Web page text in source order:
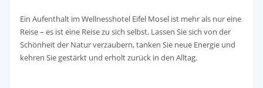
Ein Aufenthalt im Wellnesshotel Eifel Mosel ist mehr als nur eine
Reise – es ist eine Reise zu sich selbst. Lassen Sie sich von der
Schönheit der Natur verzaubern, tanken Sie neue Energie und
kehren Sie gestärkt und erholt zurück in den Alltag.